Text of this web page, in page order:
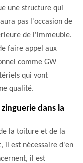
une structure qui
pas l'occasion de
de l'immeuble.
faire appel aux
comme GW
qui vont
qualité.
dans la
la toiture et de la
il est nécessaire d'en
il est